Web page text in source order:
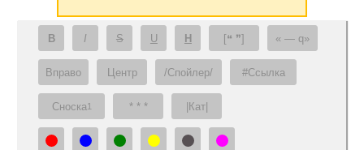
B I S U H [❝ ❞] — q
Вправо Центр /Спойлер/ #Ссылка
Сноска1 * * * |Кат|